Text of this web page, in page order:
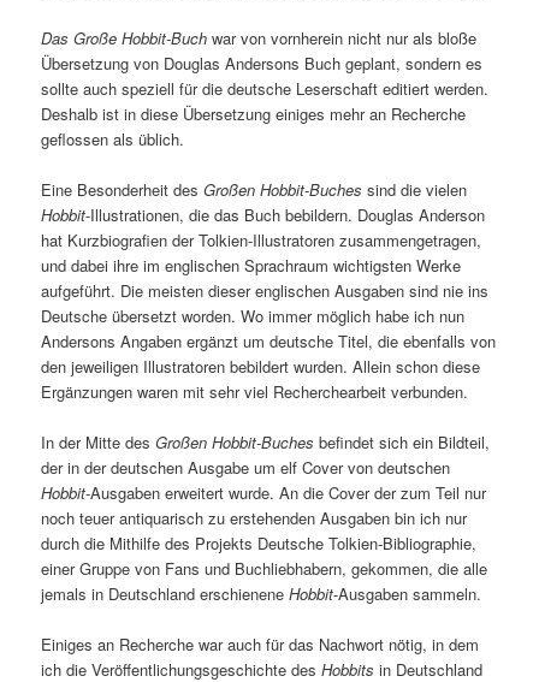
Das Große Hobbit-Buch war von vornherein nicht nur als bloße
Übersetzung von Douglas Andersons Buch geplant, sondern es
sollte auch speziell für die deutsche Leserschaft editiert werden.
Deshalb ist in diese Übersetzung einiges mehr an Recherche
geflossen als üblich.
Eine Besonderheit desGroßen Hobbit-Buches sind die vielen
Hobbit-Illustrationen, die das Buch bebildern. Douglas Anderson
hat Kurzbiografien der Tolkien-Illustratoren zusammengetragen,
und dabei ihre im englischen Sprachraum wichtigsten Werke
aufgeführt. Die meisten dieser englischen Ausgaben sind nie ins
Deutsche übersetzt worden. Wo immer möglich habe ich nun
Andersons Angaben ergänzt um deutsche Titel, die ebenfalls von
den jeweiligen Illustratoren bebildert wurden. Allein schon diese
Ergänzungen waren mit sehr viel Recherchearbeit verbunden.
In der Mitte des Großen Hobbit-Buches befindet sich ein Bildteil,
der in der deutschen Ausgabe um elf Cover von deutschen
Hobbit-Ausgaben erweitert wurde. An die Cover der zum Teil nur
noch teuer antiquarisch zu erstehenden Ausgaben bin ich nur
durch die Mithilfe des Projekts Deutsche Tolkien-Bibliographie,
einer Gruppe von Fans und Buchliebhabern, gekommen, die alle
jemals in Deutschland erschieneneHobbit-Ausgaben sammeln.
Einiges an Recherche war auch für das Nachwort nötig, in dem
ich die Veröffentlichungsgeschichte desHobbits in Deutschland